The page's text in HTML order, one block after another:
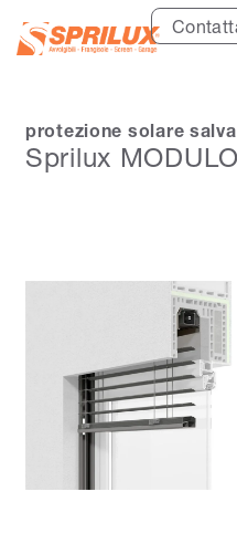
protezione solare
Sprilux